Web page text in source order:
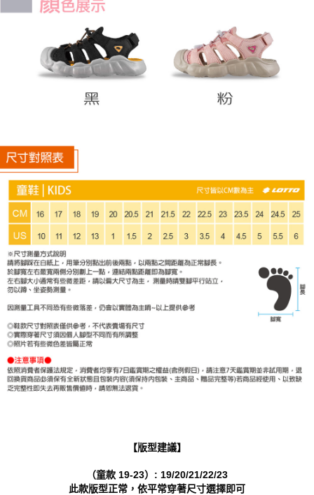
【版型建議】
（童款 19-23）: 19/20/21/22/23
此款版型正常，依平常穿著尺寸選擇即可